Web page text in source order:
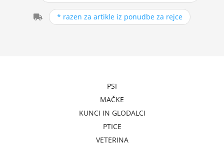
* razen za artikle iz ponudbe za rejce
PSI
MAČKE
KUNCI IN GLODALCI
PTICE
VETERINA